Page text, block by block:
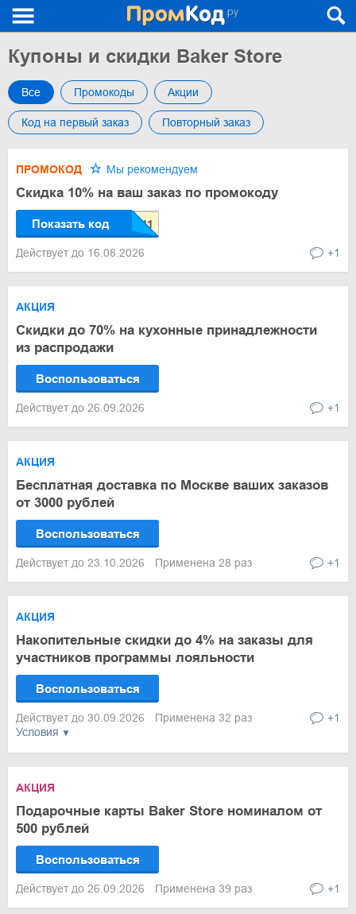
Купоны и скидки Baker Store
Все Промокоды Акции
Код на первый заказ Повторный заказ
ПРОМОКОД Мы рекомендуем
Скидка 10% на ваш заказ по промокоду
Показать код
Действует до 16.08.2026 +1
АКЦИЯ
Скидки до 70% на кухонные принадлежности
из распродажи
Воспользоваться
Действует до 26.09.2026 +1
АКЦИЯ
Бесплатная доставка по Москве ваших заказов
от 3000 рублей
Воспользоваться
Действует до 23.10.2026 Применена 28 раз +1
Условия
АКЦИЯ
Накопительные скидки до 4% на заказы для
участников программы лояльности
Воспользоваться
Действует до 30.09.2026 Применена 32 раз +1
АКЦИЯ
Подарочные карты Baker Store номиналом от
500 рублей
Воспользоваться
Действует до 26.09.2026 Применена 39 раз +1